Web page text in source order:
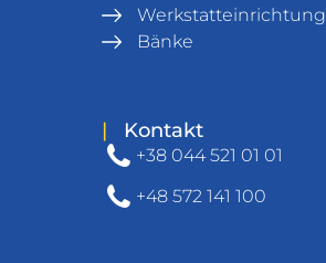
Werkstatteinrichtung
Bänke
| Kontakt
+38 044 521 01 01
+48 572 141 100